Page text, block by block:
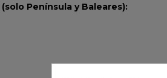
Península y Baleares):